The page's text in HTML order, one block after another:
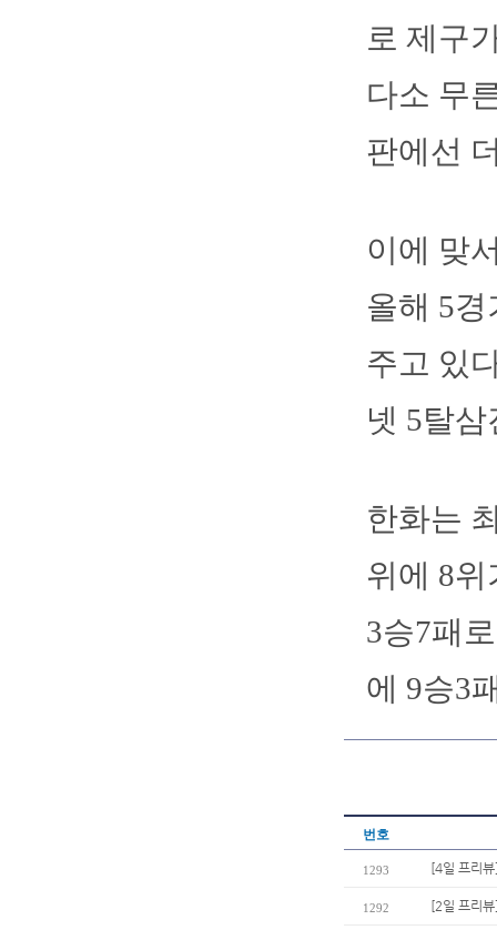
로 제구
다소 무
판에선
이에 맞
올해 5
주고 있
넷 5탈
한화는
위에 8
3승7패
에 9승3
번호
1293 [4일 프리
1292 [2일 프리